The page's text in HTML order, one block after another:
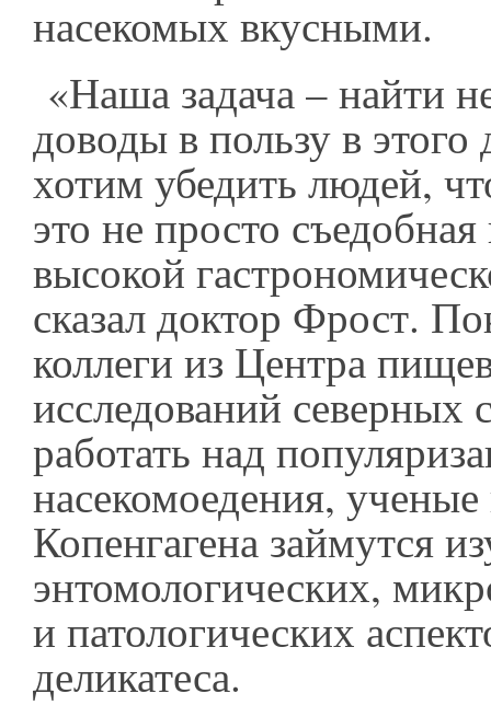
насекомых вкусными.
«Наша задача – найти
доводы в пользу в
хотим убедить людей,
это не просто
высокой
сказал доктор Фрост.
коллеги из Центра
исследований северных
работать над
насекомоедения, ученые
Копенгагена займутся
энтомологических,
и патологических
деликатеса.